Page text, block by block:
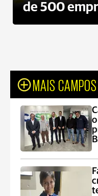
de 500
MAIS